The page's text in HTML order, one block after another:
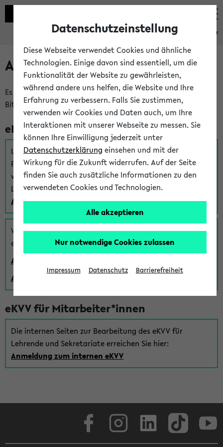
eKVV
Anmeldung am eKVV
Es gibt mehrere Möglichkeiten zur Anmeldung am eKVV.
Bitte wählen Sie die für Sie richtige aus:
eKVV für Studierende
Um sich einen Stundenplan zu erstellen und alle weiteren
Funktionen des eKVVs für Studierende zu nutzen,
verwenden Sie diesen Link zur Anmeldung über Ihr Uni
Login:
Anmeldung zum eKVV der Studierenden
Wenn Sie (noch) kein Uni Login haben, können Sie das
eKVV auch über einen Gastzugang verwenden:
Anmeldung über einen vorhandenen Gastzugang
Anlegen eines neuen Gastzugangs
eKVV für Mitarbeiter*innen
Die internen Seiten zur Bearbeitung des eKVV für
Lehrende und Sekretariate erreichen Sie hier:
Anmeldung zum internen eKVV
Datenschutzeinstellung
Diese Webseite verwendet Cookies und ähnliche
Technologien. Einige davon sind essentiell, um die
Funktionalität der Website zu gewährleisten,
während andere uns helfen, die Website und Ihre
Erfahrung zu verbessern. Falls Sie zustimmen,
verwenden wir Cookies und Daten auch, um Ihre
Interaktionen mit unserer Webseite zu messen. Sie
können Ihre Einwilligung jederzeit unter
Datenschutzerklärung einsehen und mit der
Wirkung für die Zukunft widerrufen. Auf der Seite
finden Sie auch zusätzliche Informationen zu den
verwendeten Cookies und Technologien.
Alle akzeptieren
Nur notwendige Cookies zulassen
Impressum Datenschutz Barrierefreiheit